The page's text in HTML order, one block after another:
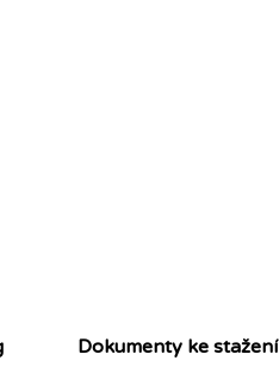
Dokumenty ke stažení